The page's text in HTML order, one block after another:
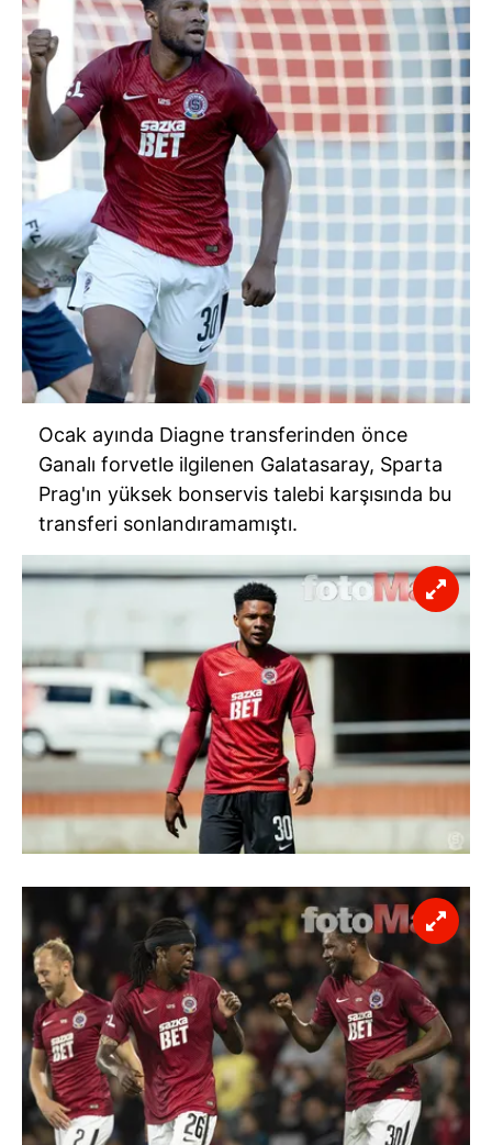
Ocak ayında Diagne transferinden önce
Ganalı forvetle ilgilenen Galatasaray, Sparta
Prag'ın yüksek bonservis talebi karşısında bu
transferi sonlandıramamıştı.